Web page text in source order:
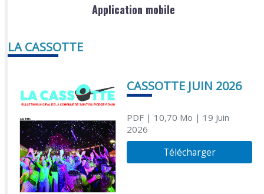
Application mobile
LA CASSOTTE
CASSOTTE JUIN 2026
PDF| 10,70 Mo | 19 Juin
2026
Télécharger